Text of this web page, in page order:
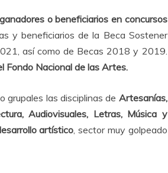
o beneficiarios en concursos
y beneficiarios de la Beca Sostener
así como de Becas 2018 y 2019.
Fondo Nacional de las Artes.
grupales las disciplinas de Artesanías,
Audiovisuales, Letras, Música y
artístico , sector muy golpeado